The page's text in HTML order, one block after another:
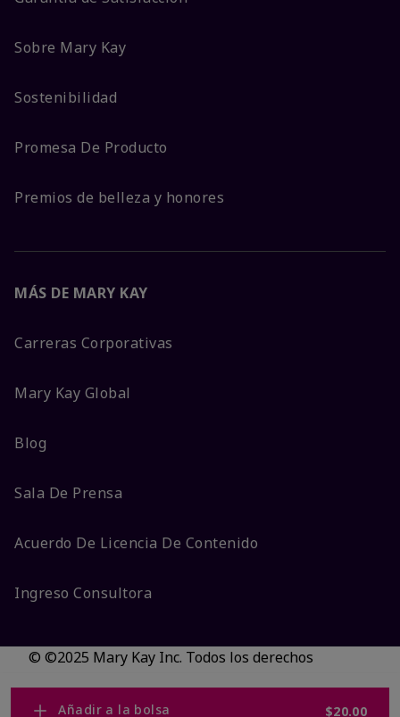
Añadir a la bolsa $20.00
Sobre Mary Kay
Sostenibilidad
Promesa De Producto
Premios de belleza y honores
MÁS DE MARY KAY
Carreras Corporativas
Mary Kay Global
Blog
Sala De Prensa
Acuerdo De Licencia De Contenido
Ingreso Consultora
© ©2025 Mary Kay Inc. Todos los derechos